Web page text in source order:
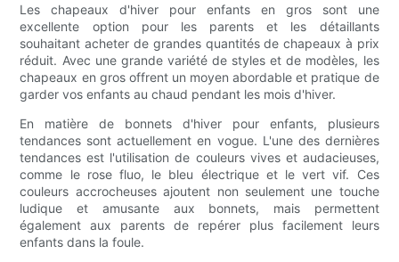
Les chapeaux d'hiver pour enfants en gros sont une
excellente option pour les parents et les détaillants
souhaitant acheter de grandes quantités de chapeaux à prix
réduit. Avec une grande variété de styles et de modèles, les
chapeaux en gros offrent un moyen abordable et pratique de
garder vos enfants au chaud pendant les mois d'hiver.
En matière de bonnets d'hiver pour enfants, plusieurs
tendances sont actuellement en vogue. L'une des dernières
tendances est l'utilisation de couleurs vives et audacieuses,
comme le rose fluo, le bleu électrique et le vert vif. Ces
couleurs accrocheuses ajoutent non seulement une touche
ludique et amusante aux bonnets, mais permettent
également aux parents de repérer plus facilement leurs
enfants dans la foule.